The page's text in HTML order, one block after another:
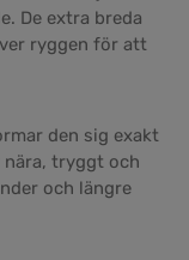
De extra breda
ryggen för att
den sig exakt
tryggt och
och längre